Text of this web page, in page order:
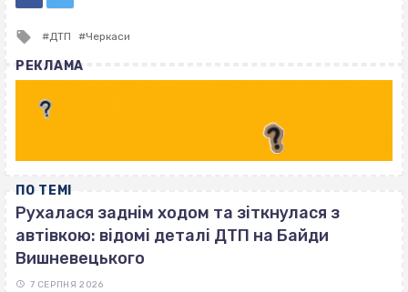
Tagged
ДТП Черкаси
РЕКЛАМА
ПО ТЕМІ
Рухалася заднім ходом та зіткнулася з
автівкою: відомі деталі ДТП на Байди
Вишневецького
7 СЕРПНЯ 2026